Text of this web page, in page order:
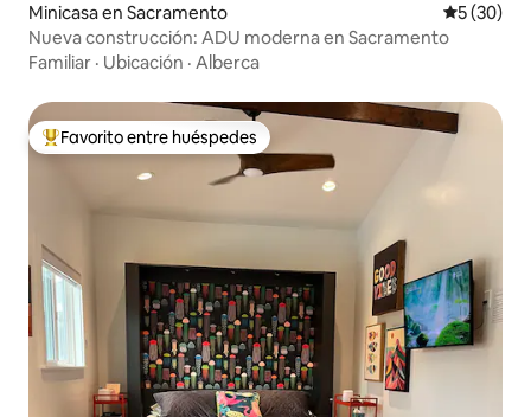
Minicasa en Sacramento
5 (30)
Nueva construcción: ADU moderna en Sacramento
Familiar · Ubicación · Alberca
De los mejores en Favorito entre huéspedes
Favorito entre huéspedes